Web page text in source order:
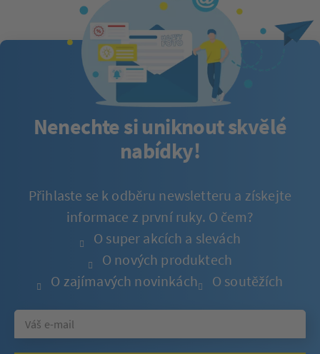
Nenechte si uniknout skvělé
nabídky!
Přihlaste se k odběru newsletteru a získejte
informace z první ruky. O čem?
O super akcích a slevách
O nových produktech
O zajímavých novinkách
O soutěžích